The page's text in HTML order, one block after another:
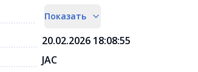
Показать
20.02.2026 18:08:55
JAC